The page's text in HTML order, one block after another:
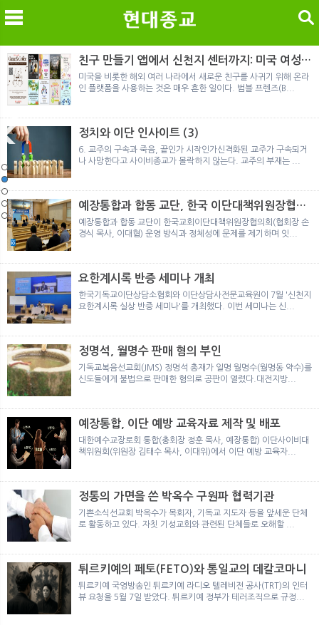
메 검
검색
노르웨이 재판이 남긴 흔적
정통의 가면을 쓴 박옥수 구원파 협력기관
일본 통일교, 해산명령 이후 본격적인 청산 절차 돌입
여호와의 증인 2세와 학교생활
「현대종교」, 주님의교회 민사소송에 승소
노르웨이 재판이 남긴 흔적
정통의 가면을 쓴 박옥수 구원파 협력기관
친구 만들기 앱에서 신천지 센터까지: 미국 여성이
경험한 9개월 포섭의 전 과정
미국을 비롯한 해외 여러 나라에서 새로운 친구를 사귀기 위해 온라
인 플랫폼을 사용하는 것은 매우 흔한 일이다. 범블 프렌즈(B...
정치와 이단 인사이트 (3)
6. 교주의 구속과 죽음, 끝인가 시작인가신격화된 교주가 구속되거
나 사망한다고 사이비종교가 몰락하지 않는다. 교주의 부재는 ...
예장통합과 합동 교단, 한국 이단대책위원장협의
회 탈퇴
예장통합과 합동 교단이 한국교회이단대책위원장협의회(협회장 손
경식 목사, 이대협) 운영 방식과 정체성에 문제를 제기하며 잇...
요한계시록 반증 세미나 개최
한국기독교이단상담소협회와 이단상담사전문교육원이 7월 '신천지
요한계시록 실상 반증 세미나'를 개최했다. 이번 세미나는 신...
정명석, 월명수 판매 혐의 부인
기독교복음선교회(JMS) 정명석 총재가 일명 월명수(월명동 약수)를
신도들에게 불법으로 판매한 혐의로 공판이 열렸다.대전지방...
예장통합, 이단 예방 교육자료 제작 및 배포
대한예수교장로회 통합(총회장 정훈 목사, 예장통합) 이단사이비대
책위원회(위원장 김태수 목사, 이대위)에서 이단 예방 교육자...
정통의 가면을 쓴 박옥수 구원파 협력기관
기쁜소식선교회 박옥수가 목회자, 기독교 지도자 등을 앞세운 단체
로 활동하고 있다. 자칫 기성교회와 관련된 단체들로 오해할 ...
튀르키예의 페토(FETO)와 통일교의 데칼코마니
튀르키예 국영방송인 튀르키예 라디오 텔레비전 공사(TRT)의 인터
뷰 요청을 5월 7일 받았다. 튀르키예 정부가 테러조직으로 규정...